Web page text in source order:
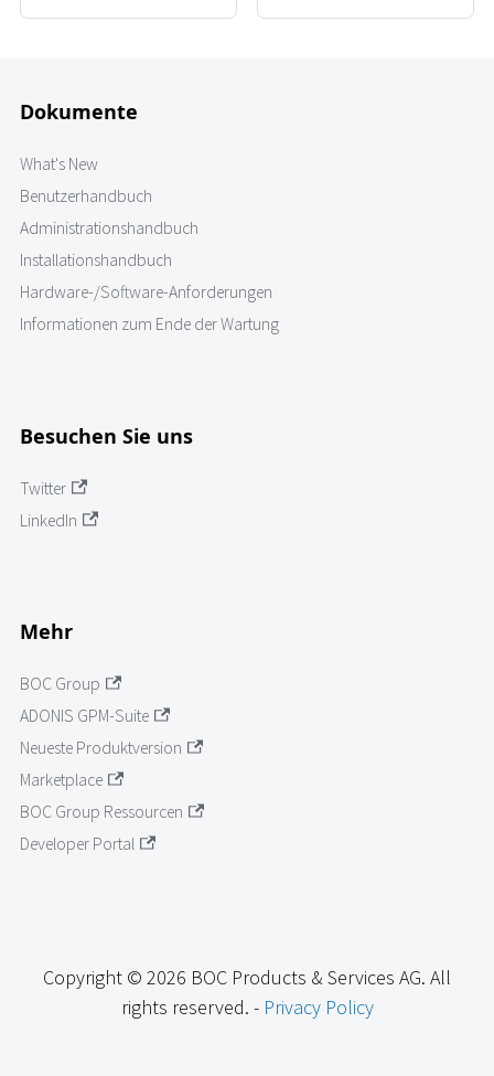
Dokumente
What's New
Benutzerhandbuch
Administrationshandbuch
Installationshandbuch
Hardware-/Software-Anforderungen
Informationen zum Ende der Wartung
Besuchen Sie uns
Twitter
LinkedIn
Mehr
BOC Group
ADONIS GPM-Suite
Neueste Produktversion
Marketplace
BOC Group Ressourcen
Developer Portal
Copyright © 2026 BOC Products & Services AG. All
rights reserved. - Privacy Policy